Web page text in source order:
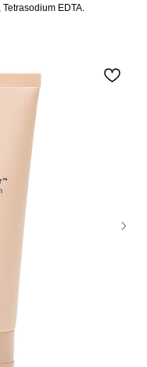
EDTA.